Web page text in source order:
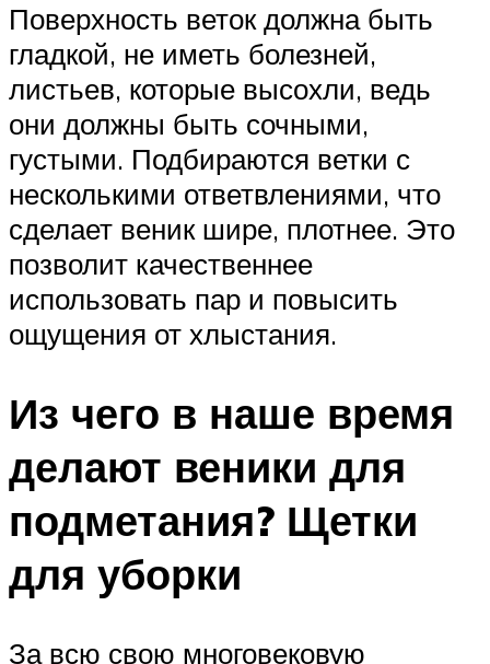
Поверхность веток должна быть
гладкой, не иметь болезней,
листьев, которые высохли, ведь
они должны быть сочными,
густыми. Подбираются ветки с
несколькими ответвлениями, что
сделает веник шире, плотнее. Это
позволит качественнее
использовать пар и повысить
ощущения от хлыстания.
Из чего в наше время
делают веники для
подметания? Щетки
для уборки
За всю свою многовековую